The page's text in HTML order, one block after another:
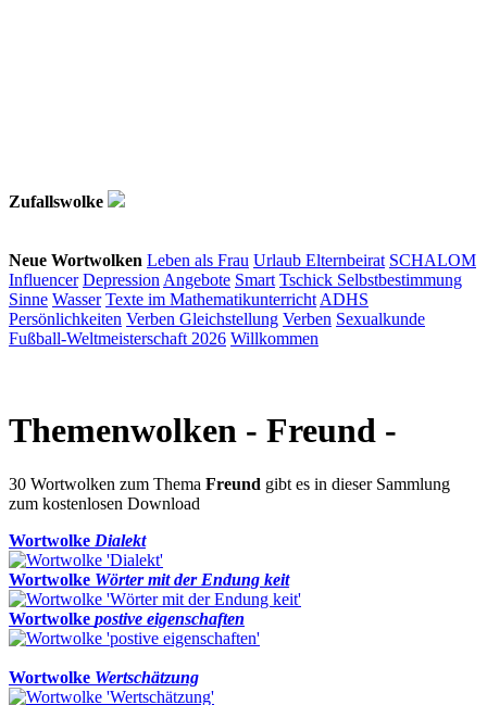
Zufallswolke
Neue Wortwolken Leben als Frau Urlaub Elternbeirat SCHALOM
Influencer Depression Angebote Smart Tschick Selbstbestimmung
Sinne Wasser Texte im Mathematikunterricht ADHS
Persönlichkeiten Verben Gleichstellung Verben Sexualkunde
Fußball-Weltmeisterschaft 2026 Willkommen
Themenwolken - Freund -
30 Wortwolken zum Thema Freund gibt es in dieser Sammlung
zum kostenlosen Download
Wortwolke Dialekt
Wortwolke Wörter mit der Endung keit
Wortwolke postive eigenschaften
Wortwolke Wertschätzung